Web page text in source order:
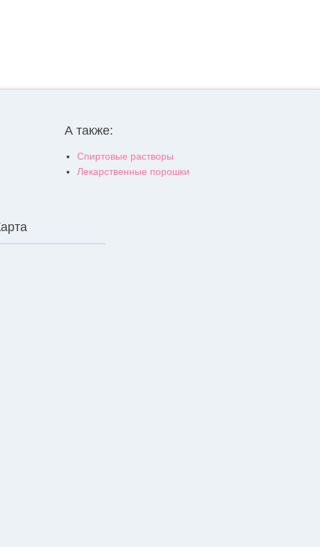
А также:
Спиртовые растворы
Лекарственные порошки